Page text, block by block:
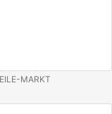
MARKT